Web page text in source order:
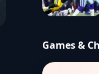
Games &